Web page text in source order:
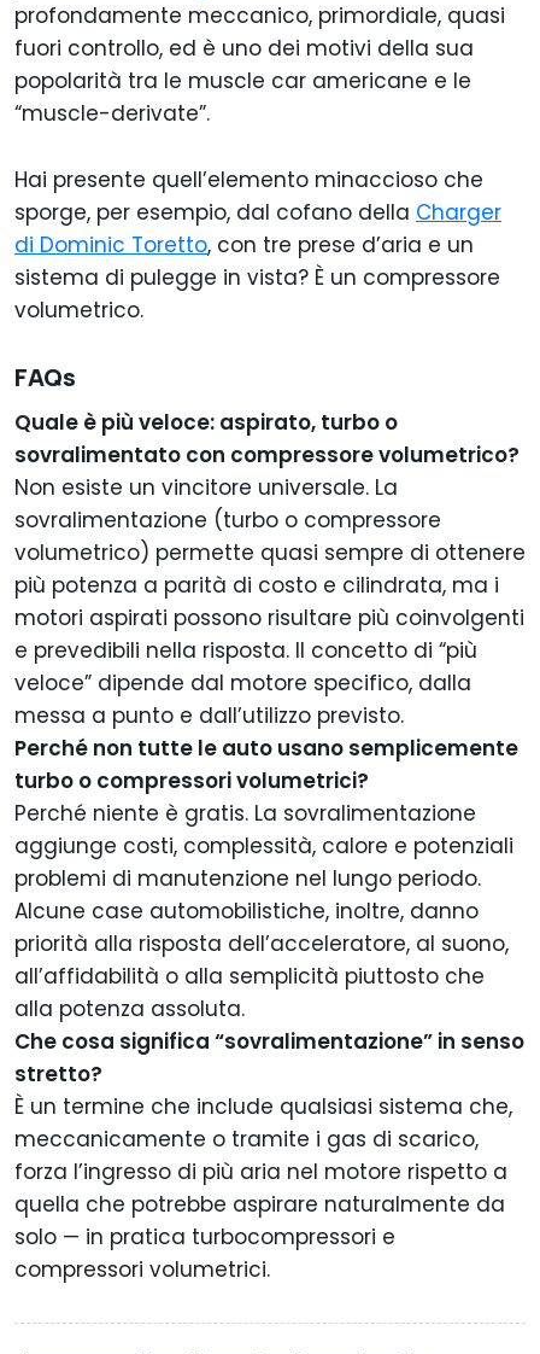
profondamente meccanico, primordiale, quasi
fuori controllo, ed è uno dei motivi della sua
popolarità tra le muscle car americane e le
“muscle-derivate”.
Hai presente quell’elemento minaccioso che
sporge, per esempio, dal cofano della Charger
di Dominic Toretto, con tre prese d’aria e un
sistema di pulegge in vista? È un compressore
volumetrico.
FAQs
Quale è più veloce: aspirato, turbo o
sovralimentato con compressore volumetrico?
Non esiste un vincitore universale. La
sovralimentazione (turbo o compressore
volumetrico) permette quasi sempre di ottenere
più potenza a parità di costo e cilindrata, ma i
motori aspirati possono risultare più coinvolgenti
e prevedibili nella risposta. Il concetto di “più
veloce” dipende dal motore specifico, dalla
messa a punto e dall’utilizzo previsto.
Perché non tutte le auto usano semplicemente
turbo o compressori volumetrici?
Perché niente è gratis. La sovralimentazione
aggiunge costi, complessità, calore e potenziali
problemi di manutenzione nel lungo periodo.
Alcune case automobilistiche, inoltre, danno
priorità alla risposta dell’acceleratore, al suono,
all’affidabilità o alla semplicità piuttosto che
alla potenza assoluta.
Che cosa significa “sovralimentazione” in senso
stretto?
È un termine che include qualsiasi sistema che,
meccanicamente o tramite i gas di scarico,
forza l’ingresso di più aria nel motore rispetto a
quella che potrebbe aspirare naturalmente da
solo — in pratica turbocompressori e
compressori volumetrici.